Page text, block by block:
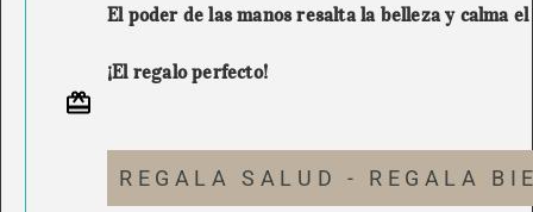
El poder de las manos resalta la belleza y calma el
¡El regalo perfecto!
REGALA SALUD - REGALA